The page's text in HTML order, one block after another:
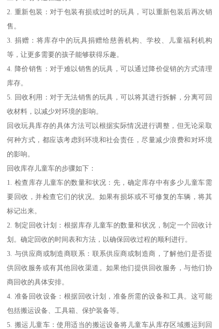
2. 重新包装：对于包装有损或过时的玩具，可以重新包装后再次销
售。
3. 捐赠：将库存中的玩具捐赠给慈善机构、学校、儿童福利机构
等，让更多需要的孩子能够获得乐趣。
4. 降价销售：对于难以销售的玩具，可以通过降价促销的方式清理
库存。
5. 回收利用：对于无法销售的玩具，可以将其进行拆解，分离可回
收材料，以减少对环境的影响。
回收玩具库存的具体方法可以根据实际情况进行调整，但无论采取
何种方式，都应该考虑到环境和社会责任，尽量减少浪费和对环境
的影响。
回收库存儿童车的步骤如下：
1. 检查库存儿童车的数量和状况：先，确定库存中有多少儿童车需
要回收，并检查它们的状况。如果有损坏或不可修复的车辆，将其
标记出来。
2. 制定回收计划：根据库存儿童车的数量和状况，制定一个回收计
划。确定回收的时间表和方法，以确保回收过程的顺利进行。
3. 与供应商或制造商联系：联系供应商或制造商，了解他们是否提
供回收服务或有其他回收渠道。如果他们提供回收服务，与他们协
商回收的具体安排。
4. 准备回收设备：根据回收计划，准备所需的设备和工具。这可能
包括搬运设备、工具箱、保护装备等。
5. 搬运儿童车：使用适当的搬运设备将儿童车从库存区域搬运到回